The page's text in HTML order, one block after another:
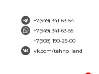
+7(949) 341-63-54
+7(949) 341-63-55
+7(908) 190-25-00
vk.com/tehno_land